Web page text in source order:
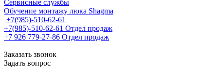
Сервисные службы
Обучение монтажу люка Shagma
+7(985)-510-62-61
+7(985)-510-62-61 Отдел продаж
‪+7 926 779-27-86‬ Отдел продаж
Заказать звонок
Задать вопрос